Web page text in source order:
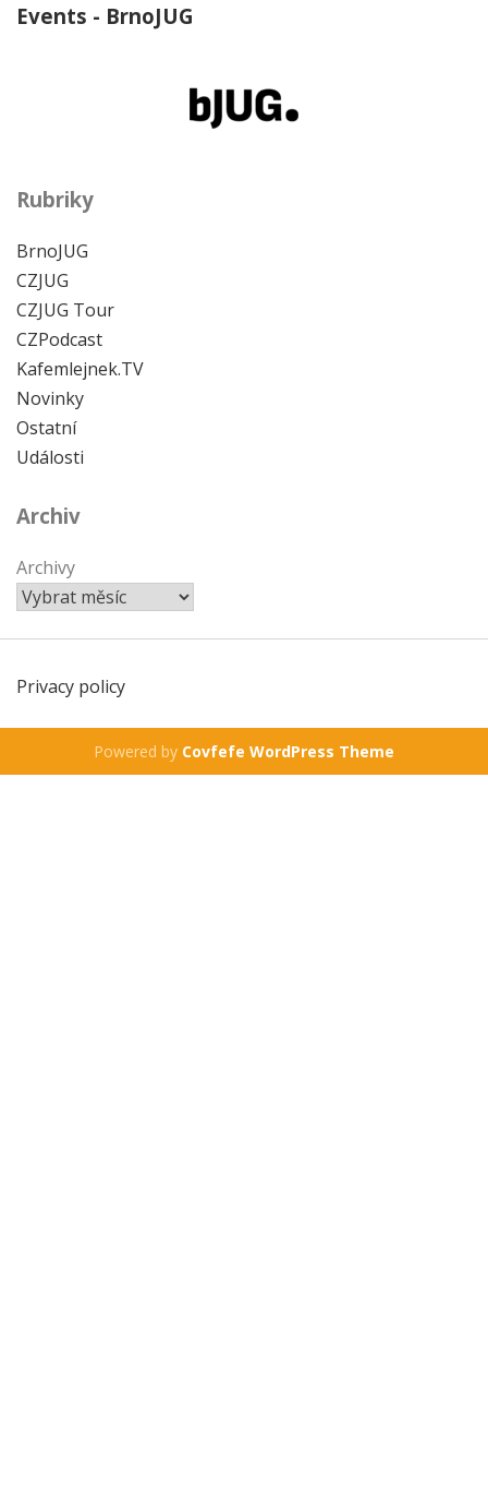
Events - BrnoJUG
Rubriky
BrnoJUG
CZJUG
CZJUG Tour
CZPodcast
Kafemlejnek.TV
Novinky
Ostatní
Události
Archiv
Archivy
Privacy policy
Powered by Covfefe WordPress Theme